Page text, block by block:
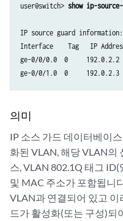
user@switch> show ip-
IP source guard information:
Interface    Tag   IP
ge-0/0/0.0  0
ge-0/0/1.0  0     192.0.2.3
의미
IP 소스 가드 데이터베이
화된 VLAN, 해당 VLAN의
스, VLAN 802.1Q 태그
및 MAC 주소가 포함됩니
VLAN과 연결되어 있고 이
드가 활성화(또는 구성)되